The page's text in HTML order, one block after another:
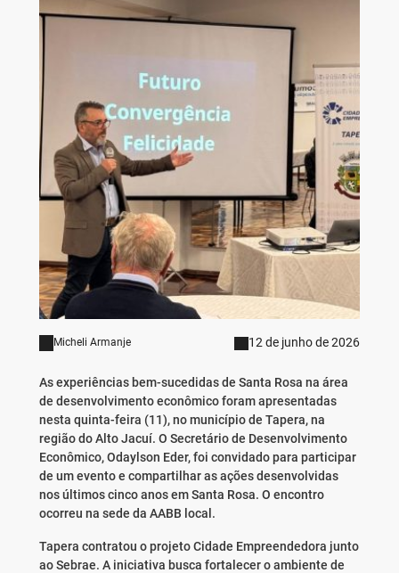
Micheli Armanje 12 de junho de 2026
As experiências bem-sucedidas de Santa Rosa na área
de desenvolvimento econômico foram apresentadas
nesta quinta-feira (11), no município de Tapera, na
região do Alto Jacuí. O Secretário de Desenvolvimento
Econômico, Odaylson Eder, foi convidado para participar
de um evento e compartilhar as ações desenvolvidas
nos últimos cinco anos em Santa Rosa. O encontro
ocorreu na sede da AABB local.
Tapera contratou o projeto Cidade Empreendedora junto
ao Sebrae. A iniciativa busca fortalecer o ambiente de